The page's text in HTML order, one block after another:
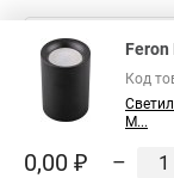
Feron
Код
M...
0,00 ₽ –